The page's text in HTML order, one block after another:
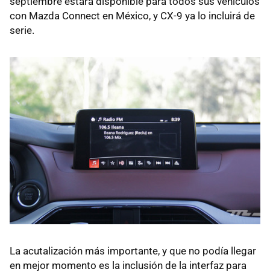
con Mazda Connect en México, y CX-9 ya lo incluirá de
serie.
La acutalización más importante, y que no podía llegar
en mejor momento es la inclusión de la interfaz para